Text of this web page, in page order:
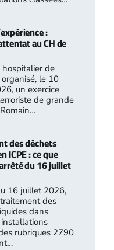
:
au CH de
hospitalier de
organisé, le 10
un exercice
de grande
des déchets
ICPE : ce que
du 16 juillet
16 juillet 2026,
des
dans
rubriques 2790